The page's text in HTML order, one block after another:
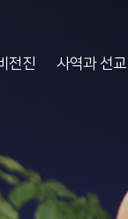
전진 사역과 선교